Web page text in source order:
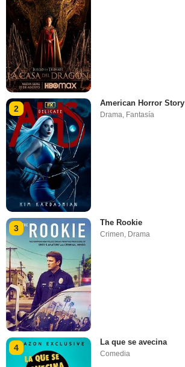
2
American Horror Story
Drama Fantasía
3
The Rookie
Crimen, Drama
4
La que se avecina
Comedia